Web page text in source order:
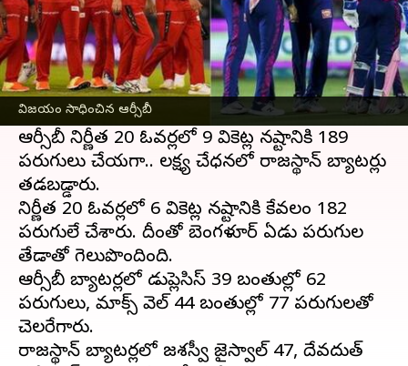
విజయం సాధించిన ఆర్సీబీ
ఈ వార్తాకథనం ఏంటి
ఐపీఎల్ 16వ సీజన్ లో భాగంగా చిన్నస్వామి
స్టేడియంలో రాజస్థాన్ రాయల్స్ తో జరిగిన మ్యాచ్ లో
రాయల్ ఛాలెంజర్స్ బెంగళూరువిజయం సాధించింది.
ఆర్సీబీ నిర్ణీత 20 ఓవర్లలో 9 వికెట్ల నష్టానికి 189
పరుగులు చేయగా.. లక్ష్య చేధనలో రాజస్థాన్ బ్యాటర్లు
తడబడ్డారు.
నిర్ణీత 20 ఓవర్లలో 6 వికెట్ల నష్టానికి కేవలం 182
పరుగులే చేశారు. దీంతో బెంగళూర్ ఏడు పరుగుల
తేడాతో గెలుపొందింది.
ఆర్సీబీ బ్యాటర్లలో డుప్లెసిస్ 39 బంతుల్లో 62
పరుగులు, మాక్స్ వెల్ 44 బంతుల్లో 77 పరుగులతో
చెలరేగారు.
రాజస్థాన్ బ్యాటర్లలో జశస్వీ జైస్వాల్ 47, దేవదుత్